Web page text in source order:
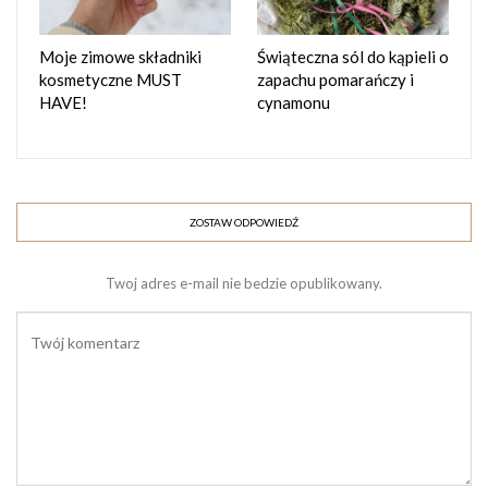
wygładza drobne zmarszczki i zwiększa jędrność skóry.
Natomiastmacerat ze stokrotkito łagodny, roślinny
składnik o działaniu rozjaśniającym i kojącym, który wspiera
regenerację i dodaje cerze świeżości.
wskazówki dot. przygotowania kremu w domowych
warunkach. Powodzenia
g)
Moje zimowe składniki
kosmetyczne MUST
HAVE!
Świąteczna sól do kąpieli o
zapachu pomarańczy i
cynamonu
ZOSTAW ODPOWIEDŹ
Twoj adres e-mail nie bedzie opublikowany.